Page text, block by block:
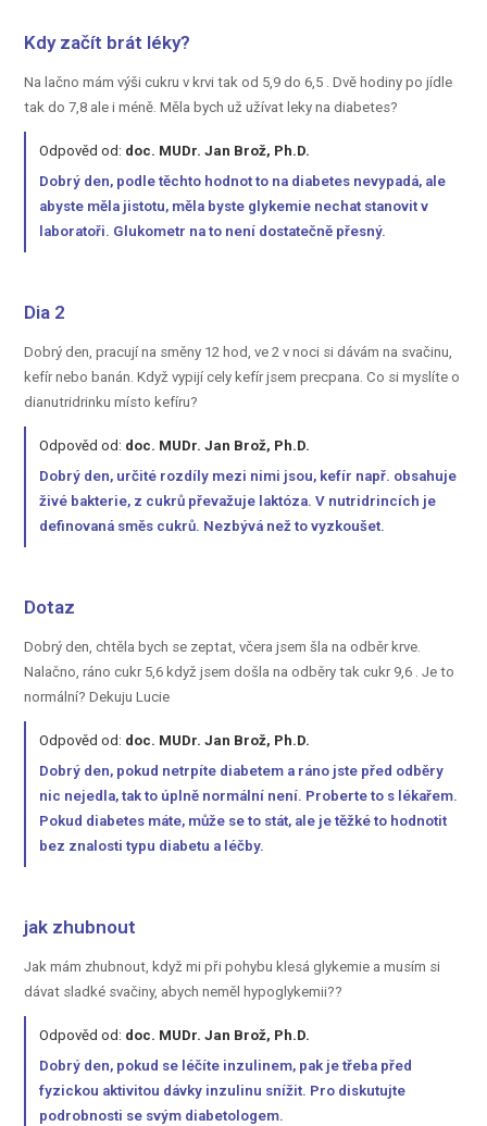
Kdy začít brát léky?
Na lačno mám výši cukru v krvi tak od 5,9 do 6,5 . Dvě hodiny po jídle
tak do 7,8 ale i méně. Měla bych už užívat leky na diabetes?
Odpověd od: doc. MUDr. Jan Brož, Ph.D.
Dobrý den, podle těchto hodnot to na diabetes nevypadá, ale
abyste měla jistotu, měla byste glykemie nechat stanovit v
laboratoři. Glukometr na to není dostatečně přesný.
Dia 2
Dobrý den, pracují na směny 12 hod, ve 2 v noci si dávám na svačinu,
kefír nebo banán. Když vypijí cely kefír jsem precpana. Co si myslíte o
dianutridrinku místo kefíru?
Odpověd od: doc. MUDr. Jan Brož, Ph.D.
Dobrý den, určité rozdíly mezi nimi jsou, kefír např. obsahuje
živé bakterie, z cukrů převažuje laktóza. V nutridrincích je
definovaná směs cukrů. Nezbývá než to vyzkoušet.
Dotaz
Dobrý den, chtěla bych se zeptat, včera jsem šla na odběr krve.
Nalačno, ráno cukr 5,6 když jsem došla na odběry tak cukr 9,6 . Je to
normální? Dekuju Lucie
Odpověd od: doc. MUDr. Jan Brož, Ph.D.
Dobrý den, pokud netrpíte diabetem a ráno jste před odběry
nic nejedla, tak to úplně normální není. Proberte to s lékařem.
Pokud diabetes máte, může se to stát, ale je těžké to hodnotit
bez znalosti typu diabetu a léčby.
jak zhubnout
Jak mám zhubnout, když mi při pohybu klesá glykemie a musím si
dávat sladké svačiny, abych neměl hypoglykemii??
Odpověd od: doc. MUDr. Jan Brož, Ph.D.
Dobrý den, pokud se léčíte inzulinem, pak je třeba před
fyzickou aktivitou dávky inzulinu snížit. Pro diskutujte
podrobnosti se svým diabetologem.